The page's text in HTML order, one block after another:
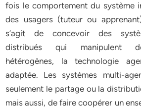
fois le comportement du système
des usagers (tuteur ou
s’agit de concevoir des
distribués qui manipulent
hétérogènes, la technologie
adaptée. Les systèmes multi-
seulement le partage ou la
mais aussi, de faire coopérer un